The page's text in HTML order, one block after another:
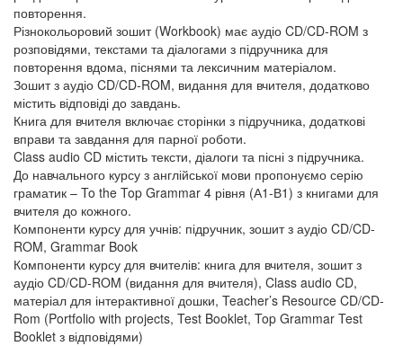
повторення.
Різнокольоровий зошит (Workbook) має аудіо CD/CD-ROM з
розповідями, текстами та діалогами з підручника для
повторення вдома, піснями та лексичним матеріалом.
Зошит з аудіо CD/CD-ROM, видання для вчителя, додатково
містить відповіді до завдань.
Книга для вчителя включає сторінки з підручника, додаткові
вправи та завдання для парної роботи.
Class audio CD містить тексти, діалоги та пісні з підручника.
До навчального курсу з англійської мови пропонуємо серію
граматик – To the Top Grammar 4 рівня (А1-В1) з книгами для
вчителя до кожного.
Компоненти курсу для учнів: підручник, зошит з аудіо CD/CD-
ROM, Grammar Book
Компоненти курсу для вчителів: книга для вчителя, зошит з
аудіо CD/CD-ROM (видання для вчителя), Class audio CD,
матеріал для інтерактивної дошки, Teacher’s Resource CD/CD-
Rom (Portfolio with projects, Test Booklet, Top Grammar Test
Booklet з відповідями)